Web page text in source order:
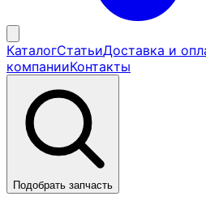
КаталогСтатьиДоставка и
компанииКонтакты
Подобрать запчасть